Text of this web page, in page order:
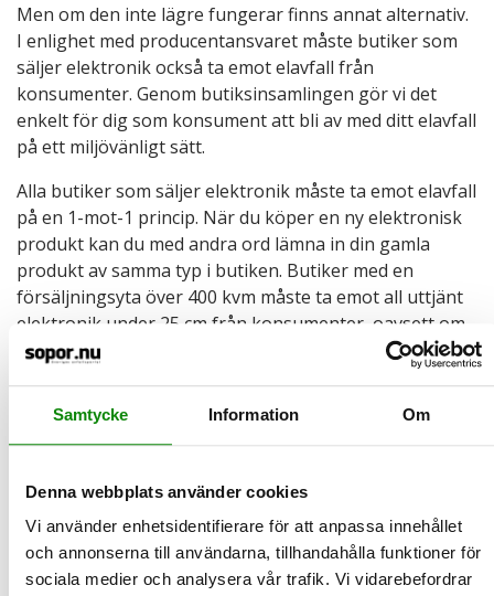
Samtycke Information Om
Denna webbplats använder cookies
Vi använder enhetsidentifierare för att anpassa innehållet
och annonserna till användarna, tillhandahålla funktioner för
sociala medier och analysera vår trafik. Vi vidarebefordrar
Men om den inte lägre fungerar finns annat alternativ.
I enlighet med producentansvaret måste butiker som
säljer elektronik också ta emot elavfall från
konsumenter. Genom butiksinsamlingen gör vi det
enkelt för dig som konsument att bli av med ditt elavfall
på ett miljövänligt sätt.
Alla butiker som säljer elektronik måste ta emot elavfall
på en 1-mot-1 princip. När du köper en ny elektronisk
produkt kan du med andra ord lämna in din gamla
produkt av samma typ i butiken. Butiker med en
försäljningsyta över 400 kvm måste ta emot all uttjänt
elektronik under 25 cm från konsumenter, oavsett om
de köper en ny produkt eller inte.
Är du nyfiken över hur återvinningen av lampor och
lysrör går till har vi en bra filmhär
återvann El-Kretsen 730 197 kilo ljuskällor.
2024-10-24
Så här ska du göra med fallfrukten i din
trädgård